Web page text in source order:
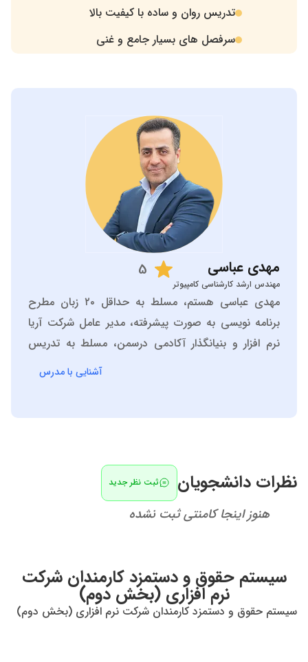
. تدریس روان و ساده با کیفیت بالا
. سرفصل های بسیار جامع و غنی
مهدی عباسی
مهندس ارشد کارشناسی کامپیوتر
5
مهدی عباسی هستم، مسلط به حداقل ۲۰ زبان مطرح
برنامه نویسی به صورت پیشرفته، مدیر عامل شرکت آریا
نرم افزار و بنیانگذار آکادمی درسمن، مسلط به تدریس
دروس تخصصی کاردانی و کارشناسی کامپیوتر، پایگاه داده
آشنایی با مدرس
نظرات دانشجویان ثبت نظر جدید
هنوز اینجا کامنتی ثبت نشده
سیستم حقوق و دستمزد کارمندان شرکت
نرم افزاری (بخش دوم)
سیستم حقوق و دستمزد کارمندان شرکت نرم افزاری (بخش دوم)